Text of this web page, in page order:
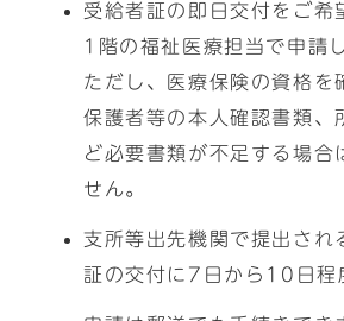
受給者証の即日交付をご希
1階の福祉医療担当で申請
ただし、医療保険の資格を
保護者等の本人確認書類、
ど必要書類が不足する場合
せん。
支所等出先機関で提出され
証の交付に7日から10日程